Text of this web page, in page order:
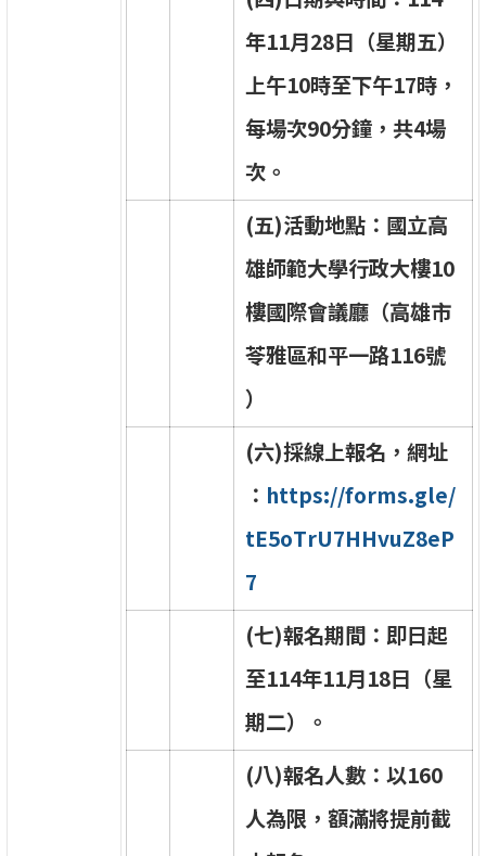
年11月28日 （星期五）
上午10時至下午17時，
每場次90分鐘， 共4場
次。
(五)活動地點： 國立高
雄師範大學行政大樓10
樓國際會議廳（高雄市
苓雅區和平一路116號
）
(六)採線上報名 ， 網址
： https://forms.gle/
tE5oTrU7HHvuZ8eP
7
(七)報名期間： 即日起
至114年11月18日 （星
期二）
。
(八)報名人數： 以160
人為限， 額滿將提前截